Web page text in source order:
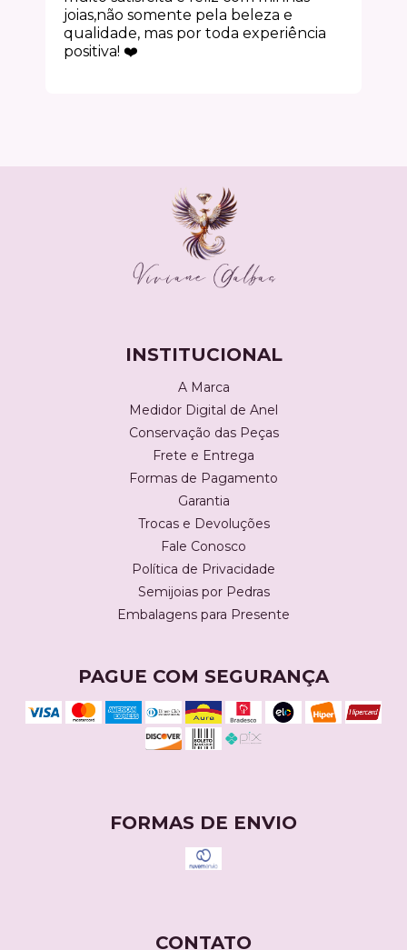
joias,não somente pela beleza e
qualidade, mas por toda experiência
positiva! ❤️
INSTITUCIONAL
A Marca
Medidor Digital de Anel
Conservação das Peças
Frete e Entrega
Formas de Pagamento
Garantia
Trocas e Devoluções
Fale Conosco
Política de Privacidade
Semijoias por Pedras
Embalagens para Presente
PAGUE COM SEGURANÇA
FORMAS DE ENVIO
CONTATO